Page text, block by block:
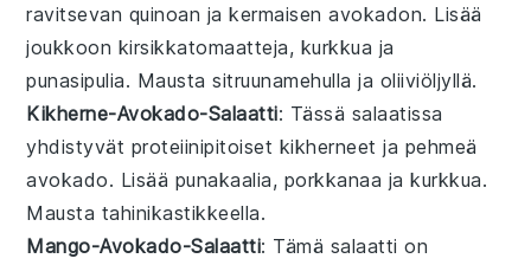
ravitsevan quinoan ja kermaisenavokadon. Lisää
joukkoon kirsikkatomaatteja, kurkkua ja
punasipulia. Maustasitruunamehulla ja oliiviöljyllä.
Kikherne-Avokado-Salaatti: Tässä salaatissa
yhdistyvät proteiinipitoiset kikherneet ja pehmeä
avokado. Lisää punakaalia, porkkanaa jakurkkua.
Mausta tahinikastikkeella.
Mango-Avokado-Salaatti: Tämä salaatti on